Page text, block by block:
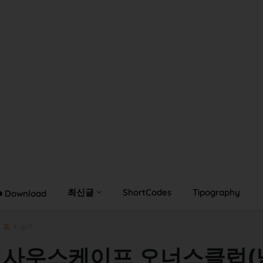
Download 최신글 ShortCodes Tipography
홈
사우스케이프 오너스클럽